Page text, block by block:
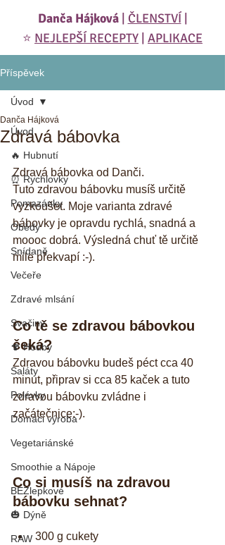
Danča Hájková| ČLENSTVÍ
⭐️ NEJLEPŠÍ RECEPTY APLIKACE
Příspěvek
Úvod
🔥 Hubnutí
⏰ Rychlovky
Pomazánky
Obědy
Snídaně
Večeře
Zdravé mlsání
Svačiny
🍄 Houby
Saláty
Polévky
Domáci výroba
Vegetariánské
Smoothie a Nápoje
BEZlepkové
🎃 Dýně
RAW
Úvod
Zdravá bábovka
Danča Hájková
Zdravá bábovka od Danči.
Tuto zdravou bábovku musíš určitě
vyzkoušet. Moje varianta zdravé
bábovky je opravdu rychlá, snadná a
moooc dobrá. Výsledná chuť tě určitě
mile překvapí :-).
Co tě se zdravou bábovkou
čeká?
Zdravou bábovku budeš péct cca 40
minut, připrav si cca 85 kaček a tuto
zdravou bábovku zvládne i
začátečnice:-).
Co si musíš na zdravou
bábovku sehnat?
300 g cukety